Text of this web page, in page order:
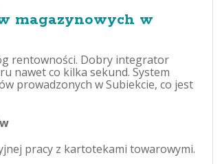
magazynowych w
rentowności. Dobry integrator
nawet co kilka sekund. System
prowadzonych w Subiekcie, co jest
pracy z kartotekami towarowymi.